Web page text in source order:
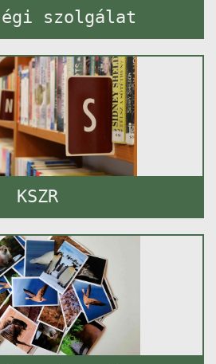
szolgálat
KSZR